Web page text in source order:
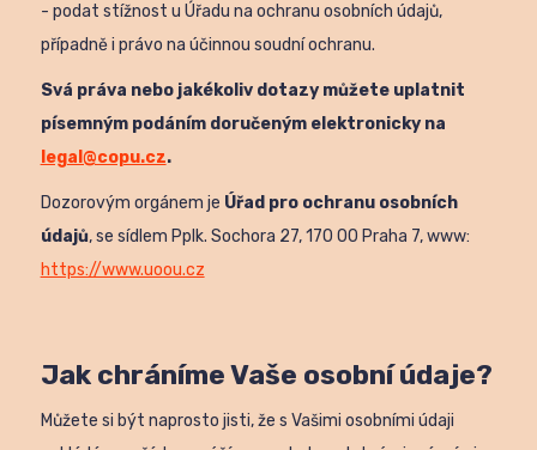
- podat stížnost u Úřadu na ochranu osobních údajů,
případně i právo na účinnou soudní ochranu.
Svá práva nebo jakékoliv dotazy můžete uplatnit
písemným podáním doručeným elektronicky na
legal@copu.cz.
Dozorovým orgánem je Úřad pro ochranu osobních
údajů, se sídlem Pplk. Sochora 27, 170 00 Praha 7, www:
https://www.uoou.cz
Jak chráníme Vaše osobní údaje?
Můžete si být naprosto jisti, že s Vašimi osobními údaji